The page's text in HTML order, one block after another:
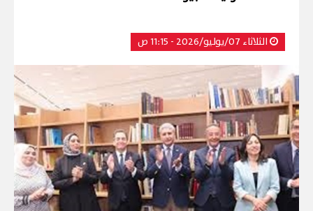
الثلاثاء 07/يوليو/2026 - 11:15 ص